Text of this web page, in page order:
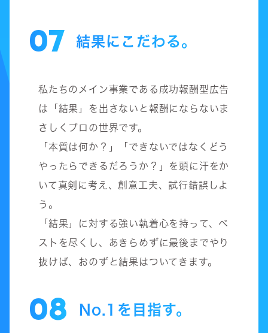
07 結果にこだわる。
私たちのメイン事業である成功報酬型広告
は「結果」を出さないと報酬にならないま
さしくプロの世界です。
「本質は何か？」「できないではなくどう
やったらできるだろうか？」を頭に汗をか
いて真剣に考え、創意工夫、試行錯誤しよ
う。
「結果」に対する強い執着心を持って、ベ
ストを尽くし、あきらめずに最後までやり
抜けば、おのずと結果はついてきます。
08 No.1を目指す。